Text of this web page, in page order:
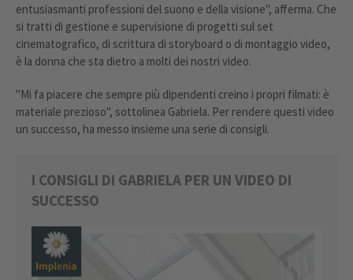
entusiasmanti professioni del suono e della visione", afferma. Che
si tratti di gestione e supervisione di progetti sul set
cinematografico, di scrittura di storyboard o di montaggio video,
è la donna che sta dietro a molti dei nostri video.
"Mi fa piacere che sempre più dipendenti creino i propri filmati: è
materiale prezioso", sottolinea Gabriela. Per rendere questi video
un successo, ha messo insieme una serie di consigli.
I CONSIGLI DI GABRIELA PER UN VIDEO DI
SUCCESSO